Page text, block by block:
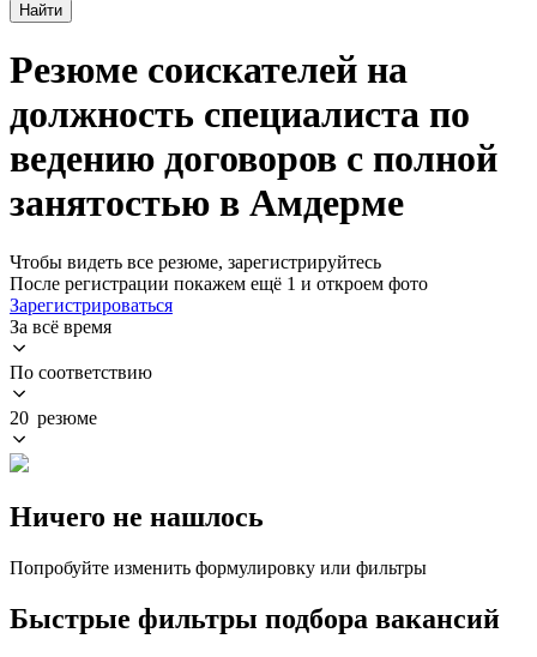
Найти
Резюме соискателей на
должность специалиста по
ведению договоров с полной
занятостью в Амдерме
Чтобы видеть все резюме, зарегистрируйтесь
После регистрации покажем ещё 1 и откроем фото
Зарегистрироваться
За всё время
По соответствию
20 резюме
Ничего не нашлось
Попробуйте изменить формулировку или фильтры
Быстрые фильтры подбора вакансий